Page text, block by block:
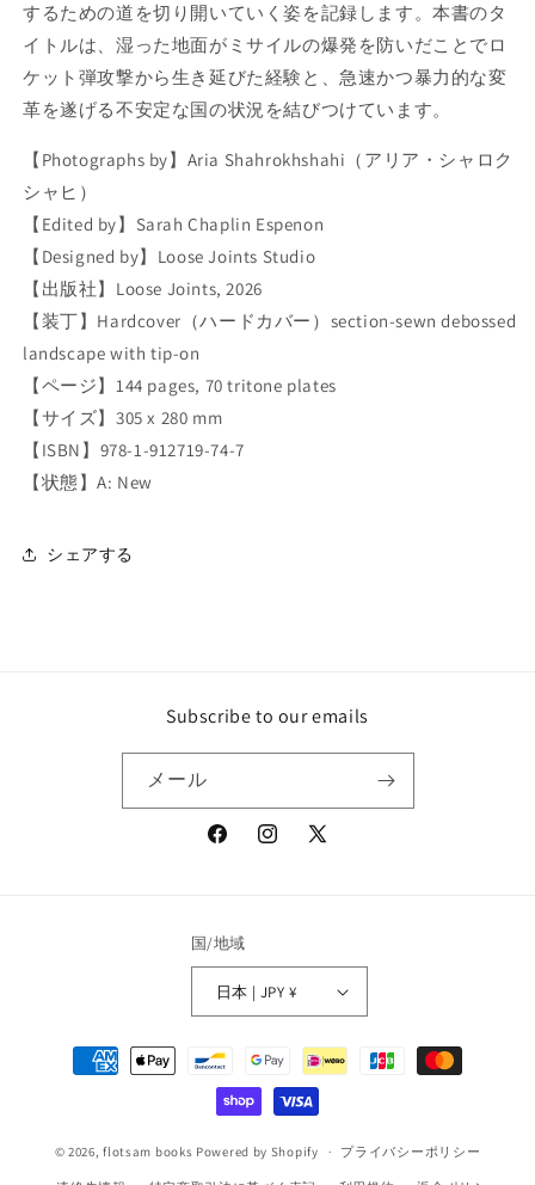
t
G
r
o
u
n
の
数
量
を
減
ら
す
t
G
r
o
u
n
d
数
量
を
増
や
するための道を切り開いていく姿を記録します。本書のタ
イトルは、湿った地面がミサイルの爆発を防いだことでロ
ケット弾攻撃から生き延びた経験と、急速かつ暴力的な変
革を遂げる不安定な国の状況を結びつけています。
【Photographs by】 Aria Shahrokhshahi （アリア・シャロク
シャヒ）
【Edited by】Sarah Chaplin Espenon
【Designed by】Loose Joints Studio
【出版社】 Loose Joints, 2026
【装丁】Hardcover（ハードカバー）section-sewn debossed
landscape with tip-on
【ページ】144 pages, 70 tritone plates
【サイズ】305 x 280 mm
【ISBN】978-1-912719-74-7
【状態】A: New
シェアする
Subscribe to our emails
メール
FacebookInstagram
X
国/地域
日本 | JPY ¥
法© 2026,flotsam books Powered by Shopify プライバシーポリシー